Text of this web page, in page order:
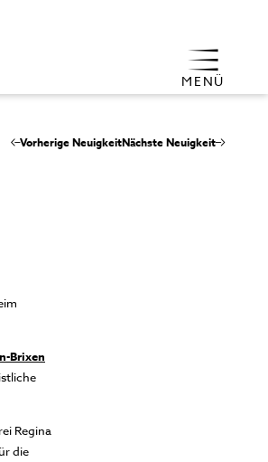
MENÜ
Vorherige NeuigkeitNächste Neuigkeit
Brixen
Regina
die